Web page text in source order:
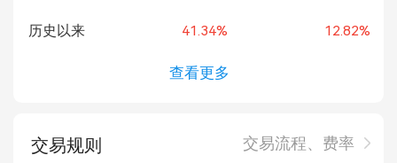
历史以来 41.34% 12.82%
查看更多
交易规则 交易流程、费率